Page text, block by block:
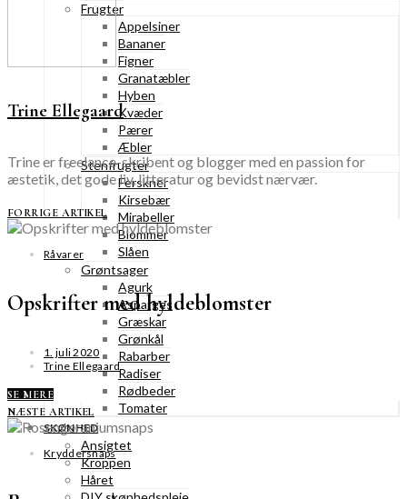
Frugter
Appelsiner
Bananer
Figner
Granatæbler
Hyben
Kvæder
Pærer
Æbler
Stenfrugter
Ferskner
Kirsebær
Mirabeller
Blommer
Slåen
Grøntsager
Agurk
Asparges
Græskar
Grønkål
Rabarber
Radiser
Rødbeder
Tomater
SKØNHED
Ansigtet
Kroppen
Håret
Trine Ellegaard
Trine er freelance-skribent og blogger med en passion for
æstetik, det gode liv, litteratur og bevidst nærvær.
FORRIGE ARTIKEL
Råvarer
Opskrifter med hyldeblomster
1. juli 2020
Trine Ellegaard
SE MERE
NÆSTE ARTIKEL
Kryddersnaps